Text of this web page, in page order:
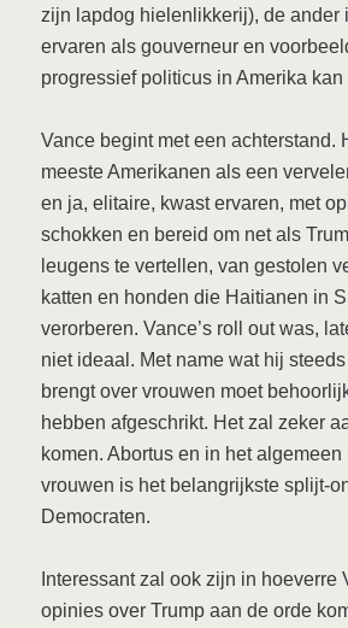
zijn lapdog hielenlikkerij), de ander
ervaren als gouverneur en
progressief politicus in Amerika kan
Vance begint met een achterstand.
meeste Amerikanen als een
en ja, elitaire, kwast ervaren, met
schokken en bereid om net als
leugens te vertellen, van gestolen
katten en honden die Haitianen in
verorberen. Vance’s roll out was,
niet ideaal. Met name wat hij
brengt over vrouwen moet
hebben afgeschrikt. Het zal zeker
komen. Abortus en in het
vrouwen is het belangrijkste splijt-
Democraten.
Interessant zal ook zijn in hoeverre
opinies over Trump aan de orde